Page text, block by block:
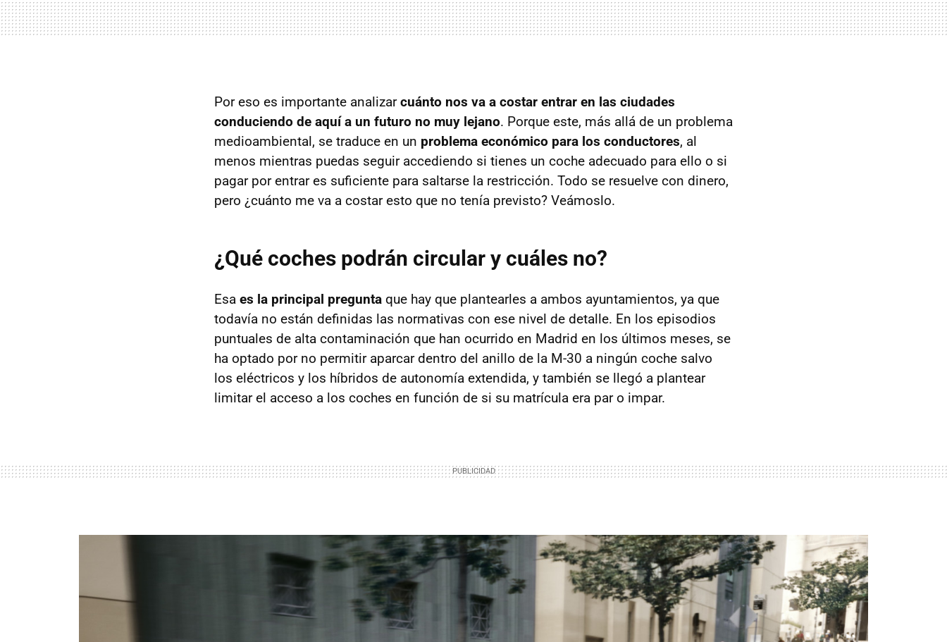
Por eso es importante analizarcuánto nos va a costar entrar en las ciudades
conduciendo de aquí a un futuro no muy lejano. Porque este, más allá de un problema
medioambiental, se traduce en un problema económico para los conductores, al
menos mientras puedas seguir accediendo si tienes un coche adecuado para ello o si
pagar por entrar es suficiente para saltarse la restricción. Todo se resuelve con dinero,
pero ¿cuánto me va a costar esto que no tenía previsto? Veámoslo.
¿Qué coches podrán circular y cuáles no?
Esa es la principal pregunta que hay que plantearles a ambos ayuntamientos, ya que
todavía no están definidas las normativas con ese nivel de detalle. En los episodios
puntuales de alta contaminación que han ocurrido en Madrid en los últimos meses, se
ha optado por no permitir aparcar dentro del anillo de la M-30 a ningún coche salvo
los eléctricos y los híbridos de autonomía extendida, y también se llegó a plantear
limitar el acceso a los coches en función de si su matrícula era par o impar.